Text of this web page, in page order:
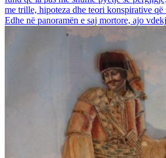
me trille, hipoteza dhe teori konspirative që
Edhe në panoramën e saj mortore, ajo